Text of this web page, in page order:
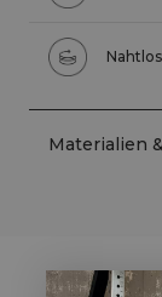
Nahtlos
Materialien